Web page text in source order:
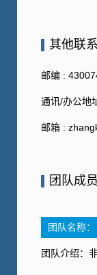
其他联
邮编 :
通讯/办公地
邮箱 :
团队成员
团队名称：
团队介绍：